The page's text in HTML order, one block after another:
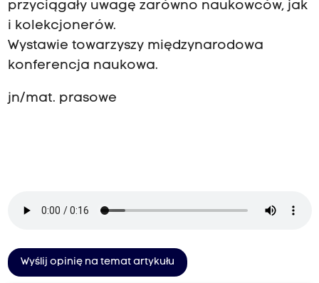
przyciągały uwagę zarówno naukowców, jak
i kolekcjonerów.
Wystawie towarzyszy międzynarodowa
konferencja naukowa.
jn/mat. prasowe
Wyślij opinię na temat artykułu